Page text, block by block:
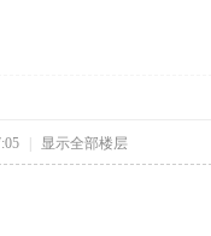
显示全部楼层